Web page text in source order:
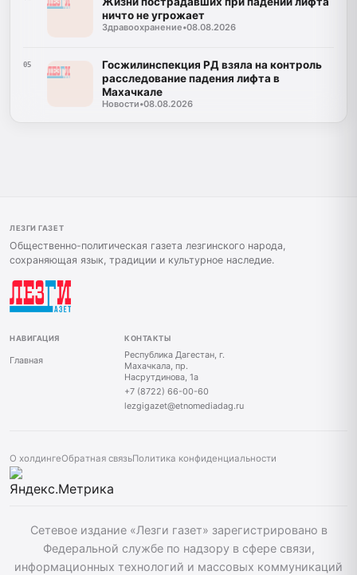
ничто не угрожает
Здравоохранение•08.08.2026
05
Госжилинспекция РД взяла на контроль
расследование падения лифта в
Махачкале
Новости•08.08.2026
ЛЕЗГИ ГАЗЕТ
Общественно-политическая газета лезгинского народа,
сохраняющая язык, традиции и культурное наследие.
НАВИГАЦИЯ
Главная
КОНТАКТЫ
Республика Дагестан, г.
Махачкала, пр.
Насрутдинова, 1а
+7 (8722) 66-00-60
lezgigazet@etnomediadag.ru
О холдингеОбратная связьПолитика конфиденциальности
Сетевое издание «Лезги газет» зарегистрировано в
Федеральной службе по надзору в сфере связи,
информационных технологий и массовых коммуникаций